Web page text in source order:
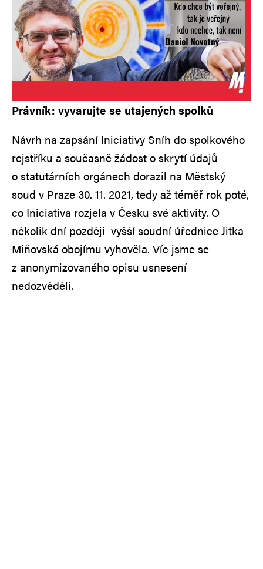
Právník: vyvarujte se utajených spolků
Návrh na zapsání Iniciativy Sníh do spolkového
rejstříku a současně žádost o skrytí údajů
o statutárních orgánech dorazil na Městský
soud v Praze 30. 11. 2021, tedy až téměř rok poté,
co Iniciativa rozjela v Česku své aktivity. O
několik dní později vyšší soudní úřednice Jitka
Miňovská obojímu vyhověla. Víc jsme se
z anonymizovaného opisu usnesení
nedozvěděli.